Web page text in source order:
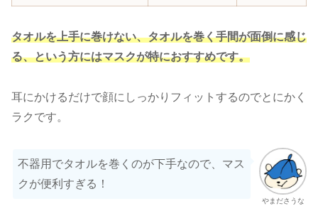
タオルを上手に巻けない、タオルを巻く手間が面倒に感じ
る、という方にはマスクが特におすすめです。
耳にかけるだけで顔にしっかりフィットするのでとにかく
ラクです。
やまださうな
不器用でタオルを巻くのが下手なので、マス
クが便利すぎる！